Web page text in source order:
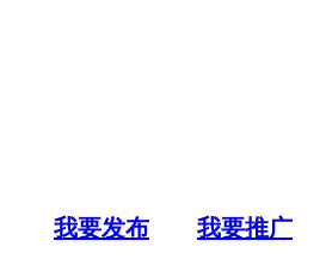
我要发布 我要推广